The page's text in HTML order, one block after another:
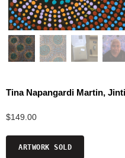
Tina Napangardi Martin,
$149.00
ARTWORK SOLD